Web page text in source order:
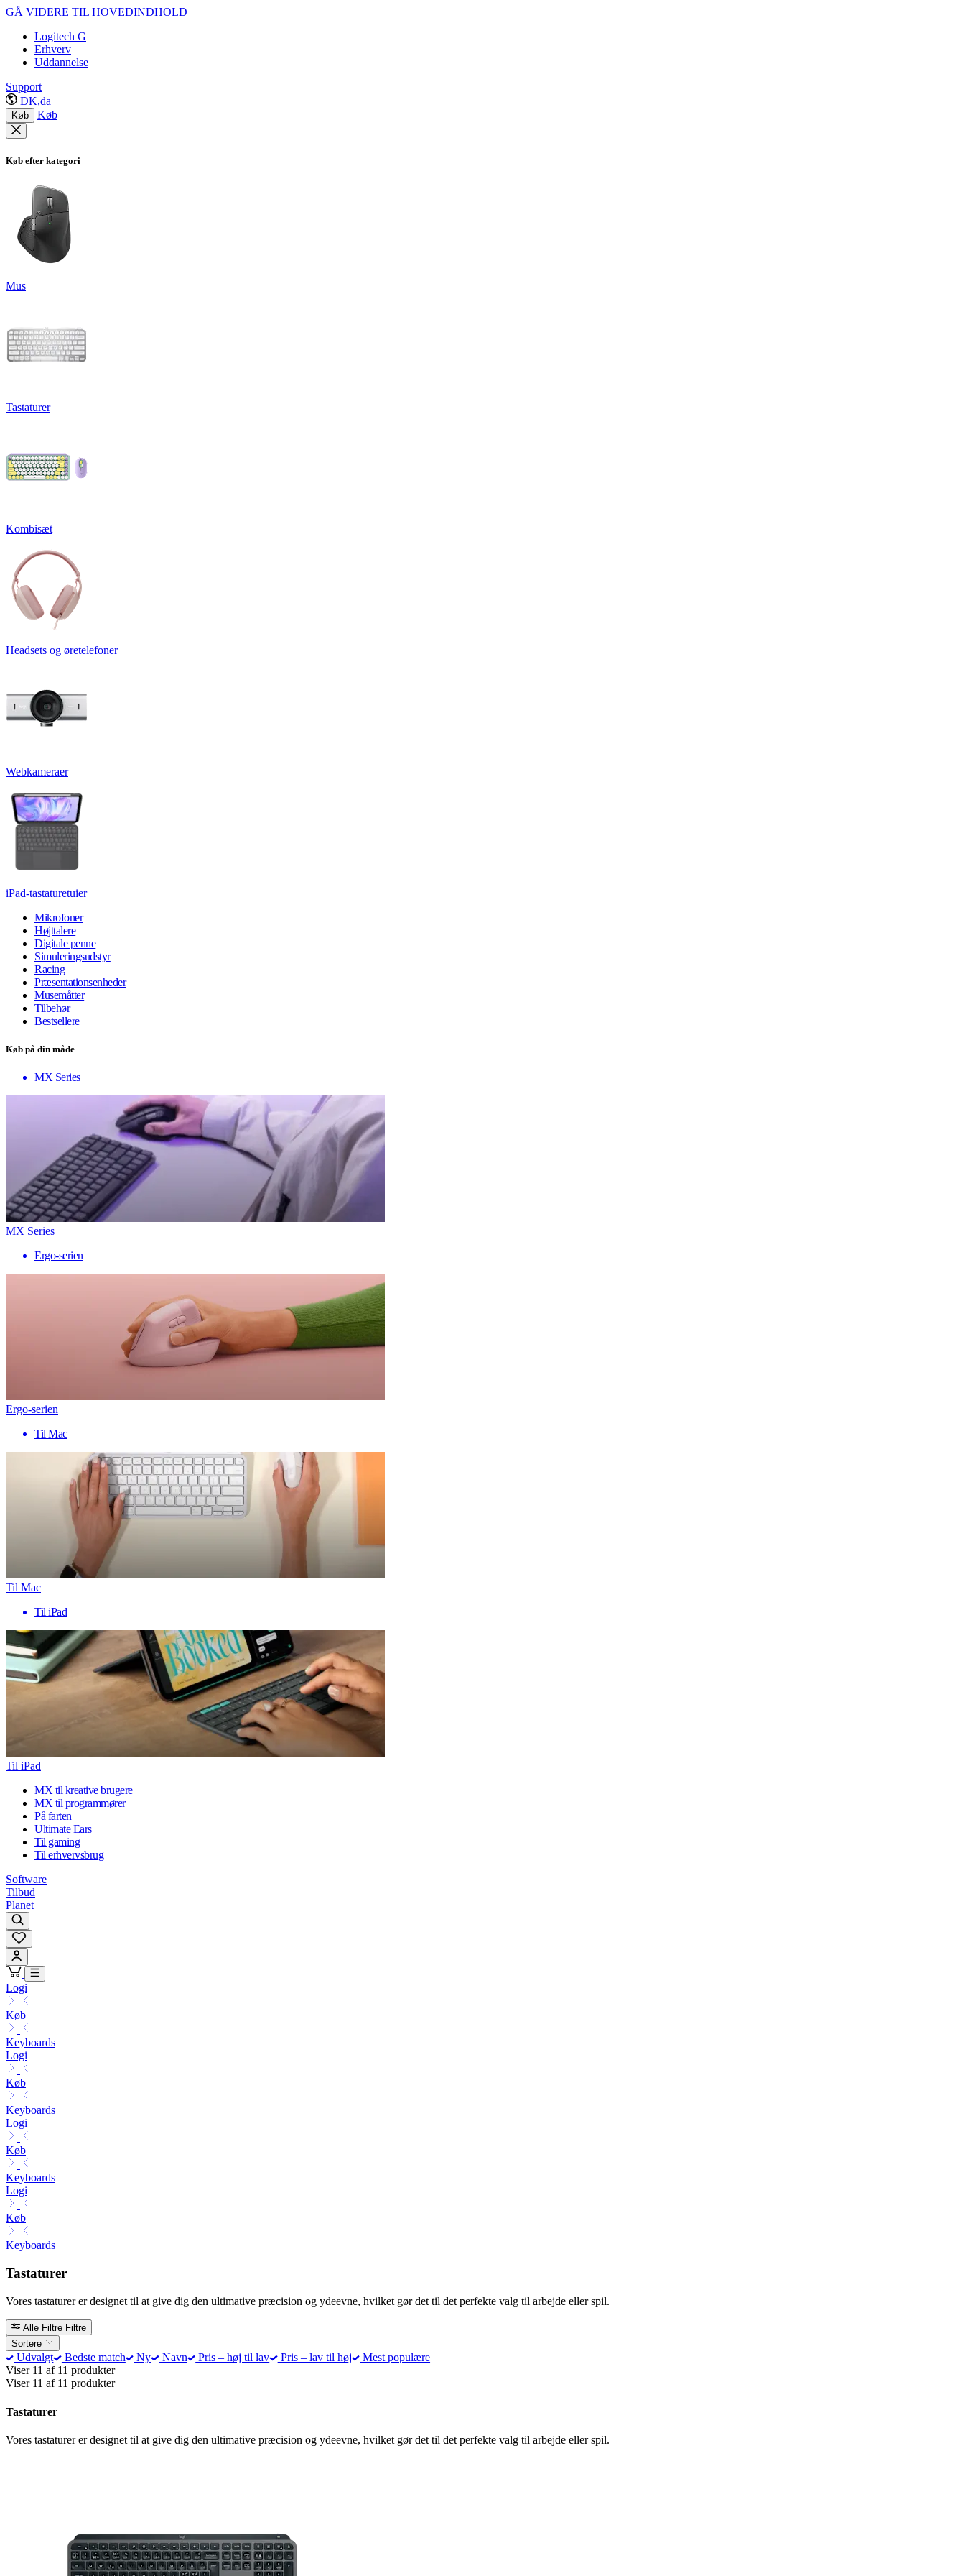
GÅ VIDERE TIL HOVEDINDHOLD
Logitech G
Erhverv
Uddannelse
Support
DK,da
Køb Køb
Køb efter kategori
Mus
Tastaturer
Kombisæt
Headsets og øretelefoner
Webkameraer
iPad-tastaturetuier
Mikrofoner
Højttalere
Digitale penne
Simuleringsudstyr
Racing
Præsentationsenheder
Musemåtter
Tilbehør
Bestsellere
Køb på din måde
MX Series
MX Series
Ergo-serien
Ergo-serien
Til Mac
Til Mac
Til iPad
Til iPad
MX til kreative brugere
MX til programmører
På farten
Ultimate Ears
Til gaming
Til erhvervsbrug
Software
Tilbud
Planet
Logi
Køb
Keyboards
Logi
Køb
Keyboards
Logi
Køb
Keyboards
Logi
Køb
Keyboards
Tastaturer
Vores tastaturer er designet til at give dig den ultimative præcision og ydeevne, hvilket gør det til det perfekte valg til arbejde eller spil.
Alle Filtre Filtre
Sortere
Udvalgt Bedste match Ny Navn Pris – høj til lav Pris – lav til høj
Mest populære
Viser 11 af 11 produkter
Viser 11 af 11 produkter
Tastaturer
Vores tastaturer er designet til at give dig den ultimative præcision og ydeevne, hvilket gør det til det perfekte valg til arbejde eller spil.